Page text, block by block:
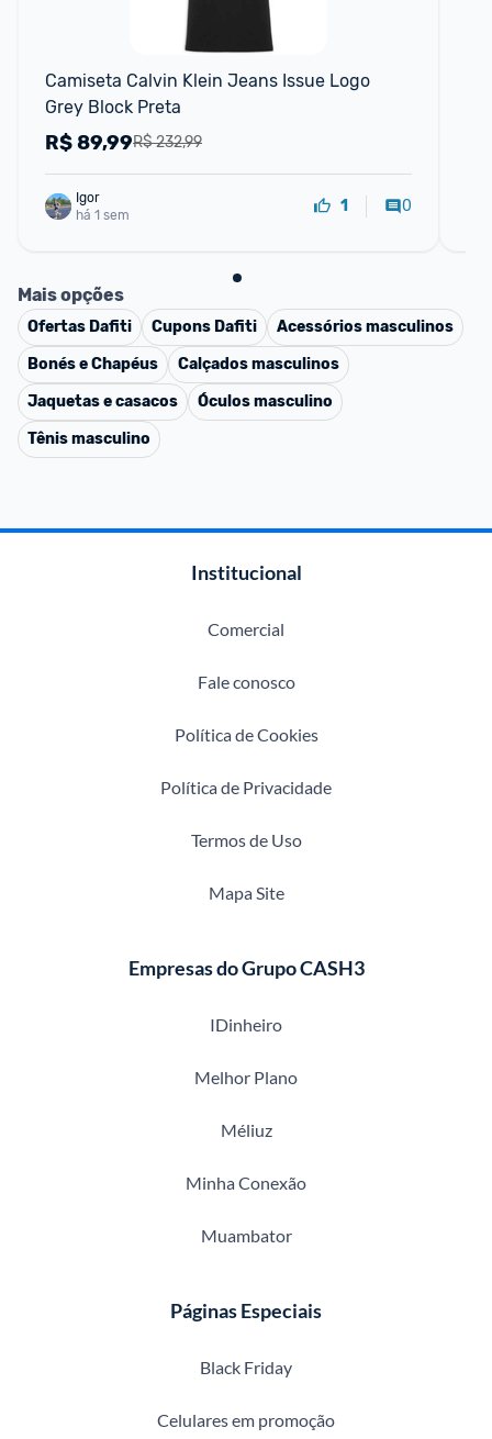
Camiseta Calvin Klein Jeans Issue Logo
Grey Block Preta
R$ 232,99
R$89,99
Igor
há 1 sem
1 0
Mais opções
Ofertas Dafiti Cupons Dafiti
Acessórios masculinos
Bonés e Chapéus
Calçados masculinos
Jaquetas e casacos
Óculos masculino
Tênis masculino
Institucional
Comercial
Fale conosco
Política de Cookies
Política de Privacidade
Termos de Uso
Mapa Site
Empresas do Grupo CASH3
IDinheiro
Melhor Plano
Méliuz
Minha Conexão
Muambator
Páginas Especiais
Black Friday
Celulares em promoção